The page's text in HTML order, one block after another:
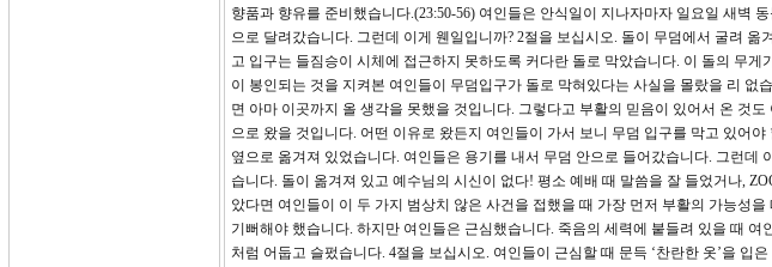
향품과 향유를 준비했습니다.(23:50-56) 여인들은 안식일이 지나자마자 일요일 새벽
으로 달려갔습니다. 그런데 이게 웬일입니까? 2절을 보십시오. 돌이 무덤에서 굴려
고 입구는 들짐승이 시체에 접근하지 못하도록 커다란 돌로 막았습니다. 이 돌의 무
이 봉인되는 것을 지켜본 여인들이 무덤입구가 돌로 막혀있다는 사실을 몰랐을 리 없
면 아마 이곳까지 올 생각을 못했을 것입니다. 그렇다고 부활의 믿음이 있어서 온 것
으로 왔을 것입니다. 어떤 이유로 왔든지 여인들이 가서 보니 무덤 입구를 막고 있어
옆으로 옮겨져 있었습니다. 여인들은 용기를 내서 무덤 안으로 들어갔습니다. 그런데
습니다. 돌이 옮겨져 있고 예수님의 시신이 없다! 평소 예배 때 말씀을 잘 들었거나,
았다면 여인들이 이 두 가지 범상치 않은 사건을 접했을 때 가장 먼저 부활의 가능성
기뻐해야 했습니다. 하지만 여인들은 근심했습니다. 죽음의 세력에 붙들려 있을 때
처럼 어둡고 슬펐습니다. 4절을 보십시오. 여인들이 근심할 때 문득 ‘찬란한 옷’을 입